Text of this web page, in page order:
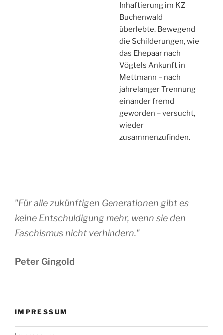
Inhaftierung im KZ
Buchenwald
überlebte. Bewegend
die Schilderungen, wie
das Ehepaar nach
Vögtels Ankunft in
Mettmann – nach
jahrelanger Trennung
einander fremd
geworden – versucht,
wieder
zusammenzufinden.
"Für alle zukünftigen Generationen gibt es
keine Entschuldigung mehr, wenn sie den
Faschismus nicht verhindern."
Peter Gingold
IMPRESSUM